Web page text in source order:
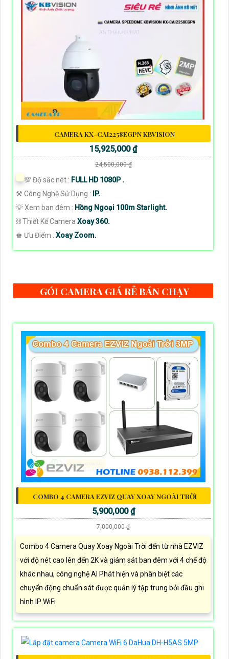
CAMERA KX-CAI2258EGPN KBVISION
15,925,000 ₫
24,500,000 ₫
💯 Độ sắc nét : FULL HD 1080P .
⚒ Công Nghệ Sử Dụng :
IP.
💡 Xem ban đêm : Hồng Ngoại 100m Starlight.
⛓ Thiết Kế Camera Xoay 360.
️♚ Ưu Điểm : Xoay Zoom.
GÓI CAMERA GIÁ RẺ BÁN CHẠY
COMBO 4 CAMERA EZVIZ QUAY XOAY NGOÀI TRỜI
5,900,000 ₫
7,000,000 ₫
Combo 4 Camera Quay Xoay Ngoài Trời đến từ nhà EZVIZ
với độ nét cao lên đến 2K và giám sát ban đêm với 4 chế độ
khác nhau, công nghệ AI Phát hiện và phân biệt các
chuyển động chuẩn sát được quản lý tập trung bởi đầu ghi
hình IP WiFi